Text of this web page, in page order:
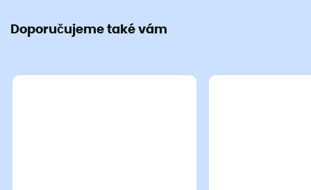
Doporučujeme také vám